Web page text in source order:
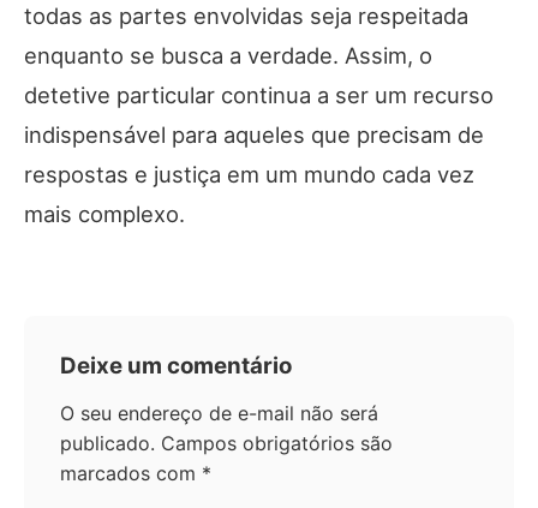
todas as partes envolvidas seja respeitada
enquanto se busca a verdade. Assim, o
detetive particular continua a ser um recurso
indispensável para aqueles que precisam de
respostas e justiça em um mundo cada vez
mais complexo.
Deixe um comentário
O seu endereço de e-mail não será
publicado. Campos obrigatórios são
marcados com *